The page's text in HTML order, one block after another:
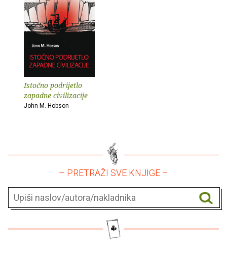
Istočno podrijetlo
zapadne civilizacije
John M. Hobson
– PRETRAŽI SVE KNJIGE –